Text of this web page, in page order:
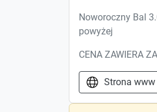
Noworoczny Bal
powyżej
CENA ZAWIERA
Strona www